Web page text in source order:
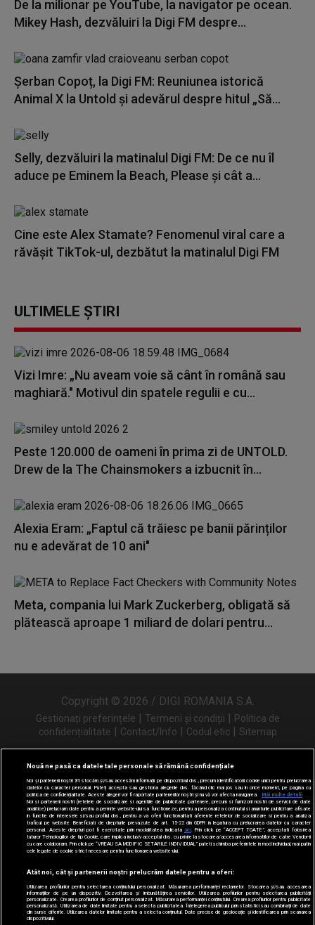
De la milionar pe YouTube, la navigator pe ocean.
Mikey Hash, dezvăluiri la Digi FM despre...
Șerban Copoț, la Digi FM: Reuniunea istorică
Animal X la Untold și adevărul despre hitul „Să...
Selly, dezvăluiri la matinalul Digi FM: De ce nu îl
aduce pe Eminem la Beach, Please și cât a...
Cine este Alex Stamate? Fenomenul viral care a
răvășit TikTok-ul, dezbătut la matinalul Digi FM
ULTIMELE ȘTIRI
Vizi Imre: „Nu aveam voie să cânt în română sau
maghiară." Motivul din spatele regulii e cu...
Peste 120.000 de oameni în prima zi de UNTOLD.
Drew de la The Chainsmokers a izbucnit în...
Alexia Eram: „Faptul că trăiesc pe banii părinților
nu e adevărat de 10 ani"
Meta, compania lui Mark Zuckerberg, obligată să
plătească aproape 1 miliard de dolari pentru...
Copyright © 2026 / DIGI ROMANIA S.A.
Gestionați preferințele | Termeni și condiții | Politica de
confidențialitate | Contact/Info | Codul etic | Sitemap
Urmărește-ne și pe
Nouă ne pasă ca datele tale personale să rămână confidențiale
Noi și partenerii noștri31 stocăm și/sau accesăm informații pe dispozitivul dvs., precum identificatorii cookie unici pentru prelucrarea
datelor cu caracter personal. Puteți accepta sau gestiona alegerile dvs. făcând clic mai jos sau în orice moment, pe pagina cu
politica de confidențialitate. Aceste alegeri vor fi raportate partenerilor noștri și nu vă vor afecta navigarea.
Mai multe detalii
Noi si partenerii nostri (retelele de socializare si agentiile de publicitate partenere, precum si furnizorii nostri de servicii de date
analitice) prelucram date pentru a permite website-ului sa functioneze, pentru a personaliza continutul si anunturile publicitare afisate
in functie de interesele si/sau profilul dvs., pentru a va oferi functionalitati aferente retelelor de socializare si pentru a analiza
traficul pe website. Beneficiati de drepturile prevazute de art. 15-22 din GDPR in legatura cu prelucrarea datelor cu caracter
personal. Aceste drepturi pot fi exercitate prin modalitatea indicata aici. Prin click pe “ACCEPT TOATE”, acceptati folosirea
tuturor Tehnologiilor de tip Cookie, care implica inclusiv acceptul dvs. cu privire la stocarea/accesarea informatiilor de catre Vendor-ii
cu care colaboram. Prin click pe “VREAU SA MODIFIC SETARILE INDIVIDUAL” puteti schimba preferintele in mod individual, mai putin
cele legate de cookie strict necesare pentru functionarea website-ului.
Atât noi, cât și partenerii noștri prelucrăm datele pentru a oferi:
Utilizarea profilurilor pentru selectarea conținutului personalizat. Măsurarea performanței reclamelor. Stocarea și/sau accesarea
informațiilor de pe un dispozitiv. Dezvoltarea și îmbunătățirea serviciilor. Utilizarea profilurilor pentru selectarea publicității
personalizate. Crearea profilurilor de conținut personalizat. Măsurarea performanței conținutului. Crearea profilurilor pentru publicitate
personalizată. Utilizarea de date limitate pentru a selecta publicitatea. Înțelegerea publicului prin statistici sau combinații de date
din surse diferite. Utilizarea datelor limitate pentru a selecta conținutul. Date precise de geolocație și identificarea prin scanarea
dispozitivului.